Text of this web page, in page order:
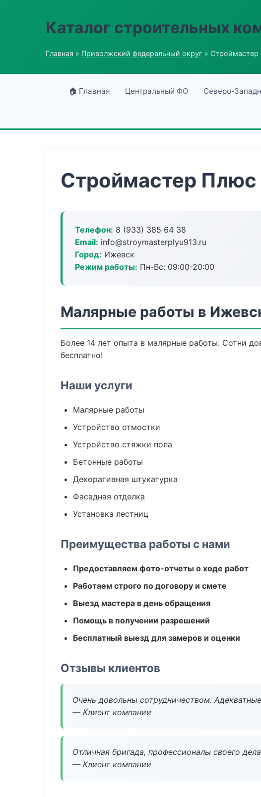
Каталог строительных
Главная » Приволжский федеральный округ » Строймастер
🏠 Главная Центральный ФО Северо-
Строймастер Плюс
Телефон: 8 (933) 385 64 38
Email: info@stroymasterplyu913.ru
Город: Ижевск
Режим работы: Пн-Вс: 09:00-20:00
Малярные работы в
Более 14 лет опыта в малярные работы. Сотни
бесплатно!
Наши услуги
Малярные работы
Устройство отмостки
Устройство стяжки пола
Бетонные работы
Декоративная штукатурка
Фасадная отделка
Установка лестниц
Преимущества работы с нами
Предоставляем фото-отчеты о ходе работ
Работаем строго по договору и смете
Выезд мастера в день обращения
Помощь в получении разрешений
Бесплатный выезд для замеров и оценки
Отзывы клиентов
Очень довольны сотрудничеством.
— Клиент компании
Отличная бригада, профессионалы своего
— Клиент компании